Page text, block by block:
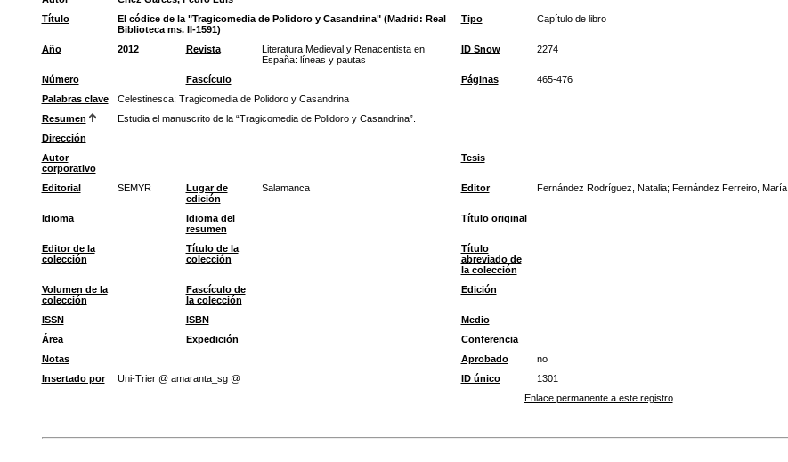
Título
El códice de la "Tragicomedia de Polidoro y Casandrina" (Madrid: Real
Biblioteca ms. II-1591)
Tipo Capítulo de libro
Año 2012 Revista
Literatura Medieval y Renacentista en
España: líneas y pautas
ID Snow 2274
Número Fascículo Páginas
465-476
Palabras clave
Celestinesca; Tragicomedia de Polidoro y Casandrina
Resumen
Estudia el manuscrito de la “Tragicomedia de Polidoro y Casandrina”.
Dirección
Autor
corporativo
Tesis
Editorial SEMYR
Lugar de
edición
Salamanca Editor Fernández Rodríguez, Natalia; Fernández Ferreiro, María
Idioma
Idioma del
resumen
Título original
Editor de la
colección
Título de la
colección
Título
abreviado de
la colección
Volumen de la
colección
Fascículo de
la colección
Edición
ISSN ISBN
Medio
Área
Expedición
Conferencia
Notas
Aprobado
no
Insertado por
Uni-Trier @ amaranta_sg @ ID único
1301
Enlace permanente a este registro